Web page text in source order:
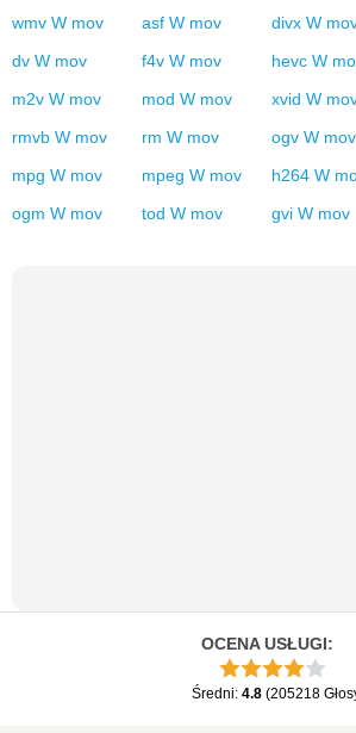
wmv W mov asf W mov divx W
dv W mov f4v W mov hevc W
m2v W mov mod W mov xvid W
rmvb W mov rm W mov ogv W mov
mpg W mov mpeg W mov h264 W
ogm W mov tod W mov gvi W mov
OCENA USŁUGI:
Średni: 4.8 (205218